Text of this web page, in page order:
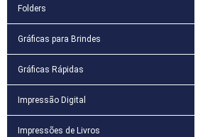
Folders
Gráficas para Brindes
Gráficas Rápidas
Impressão Digital
Impressões de Livros